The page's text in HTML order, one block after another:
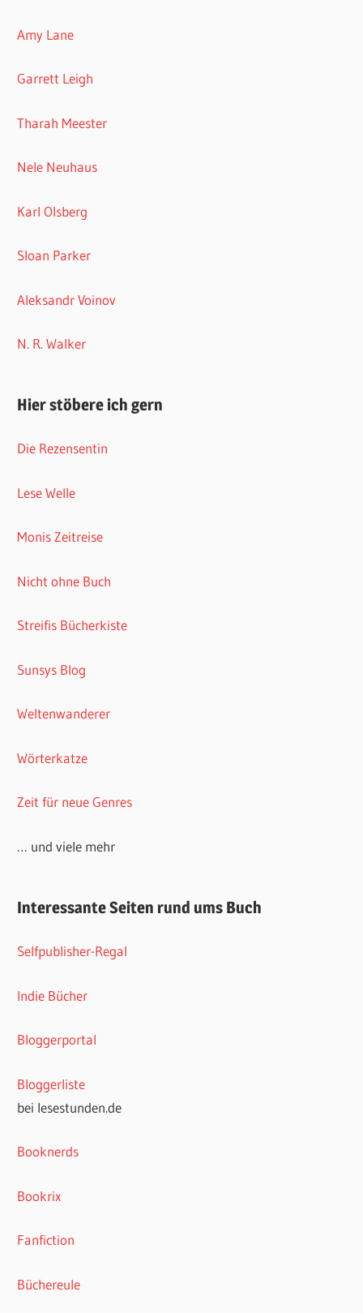
Amy Lane
Garrett Leigh
Tharah Meester
Nele Neuhaus
Karl Olsberg
Sloan Parker
Aleksandr Voinov
N. R. Walker
Hier stöbere ich gern
Die Rezensentin
Lese Welle
Monis Zeitreise
Nicht ohne Buch
Streifis Bücherkiste
Sunsys Blog
Weltenwanderer
Wörterkatze
Zeit für neue Genres
… und viele mehr
Interessante Seiten rund ums Buch
Selfpublisher-Regal
Indie Bücher
Bloggerportal
Bloggerliste
bei lesestunden.de
Booknerds
Bookrix
Fanfiction
Büchereule